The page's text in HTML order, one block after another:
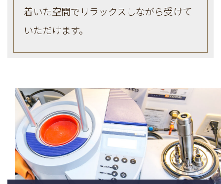
着いた空間でリラックスしながら受けて
いただけます。